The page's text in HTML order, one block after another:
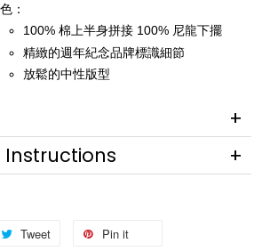
：
100% 棉上半身拼接 100% 尼龍下擺
精緻的週年紀念品牌標識細節
放鬆的中性版型
Instructions
Tweet Pin it